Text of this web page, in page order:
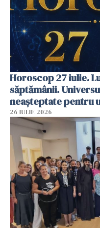
Horoscop 27 iulie.
săptămânii.
neașteptate pentru
26 IULIE 2026